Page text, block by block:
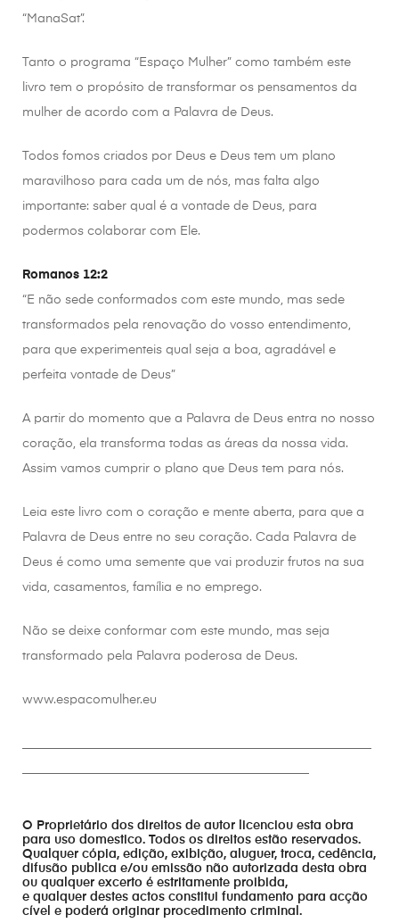
“ManaSat”.
Tanto o programa “Espaço Mulher” como também este
livro tem o propósito de transformar os pensamentos da
mulher de acordo com a Palavra de Deus.
Todos fomos criados por Deus e Deus tem um plano
maravilhoso para cada um de nós, mas falta algo
importante: saber qual é a vontade de Deus, para
podermos colaborar com Ele.
Romanos 12:2
“E não sede conformados com este mundo, mas sede
transformados pela renovação do vosso entendimento,
para que experimenteis qual seja a boa, agradável e
perfeita vontade de Deus”
A partir do momento que a Palavra de Deus entra no nosso
coração, ela transforma todas as áreas da nossa vida.
Assim vamos cumprir o plano que Deus tem para nós.
Leia este livro com o coração e mente aberta, para que a
Palavra de Deus entre no seu coração. Cada Palavra de
Deus é como uma semente que vai produzir frutos na sua
vida, casamentos, família e no emprego.
Não se deixe conformar com este mundo, mas seja
transformado pela Palavra poderosa de Deus.
www.espacomulher.eu
O Proprietário dos direitos de autor licenciou esta obra
para uso domestico. Todos os direitos estão reservados.
Qualquer cópia, edição, exibição, aluguer, troca, cedência,
difusão publica e/ou emissão não autorizada desta obra
ou qualquer excerto é estritamente proibida,
e qualquer destes actos constitui fundamento para acção
cível e poderá originar procedimento criminal.